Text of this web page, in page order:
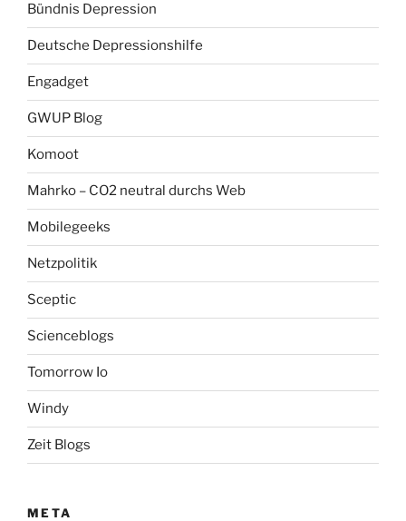
Bündnis Depression
Deutsche Depressionshilfe
Engadget
GWUP Blog
Komoot
Mahrko – CO2 neutral durchs Web
Mobilegeeks
Netzpolitik
Sceptic
Scienceblogs
Tomorrow Io
Windy
Zeit Blogs
META